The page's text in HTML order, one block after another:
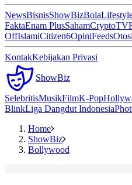
NewsBisnisShowBizBola
FaktaEnam PlusSahamCryptoTV
OffIslamiCitizen6OpiniFeeds
KontakKebijakan Privasi
ShowBiz
SelebritisMusikFilmK-Pop
BlinkLiga Dangdut Indonesia
Home
ShowBiz
Bollywood